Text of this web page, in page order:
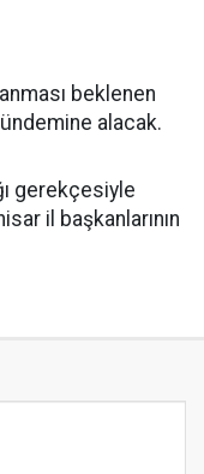
beklenen
alacak.
gerekçesiyle
il başkanlarının